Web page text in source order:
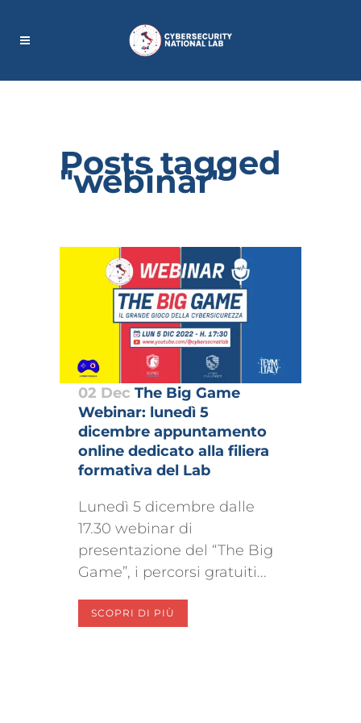
Posts tagged
"webinar"
02 Dec The Big Game
Webinar: lunedì 5
dicembre appuntamento
online dedicato alla filiera
formativa del Lab
Lunedì 5 dicembre dalle
17.30 webinar di
presentazione del “The Big
Game”, i percorsi gratuiti...
SCOPRI DI PIÙ